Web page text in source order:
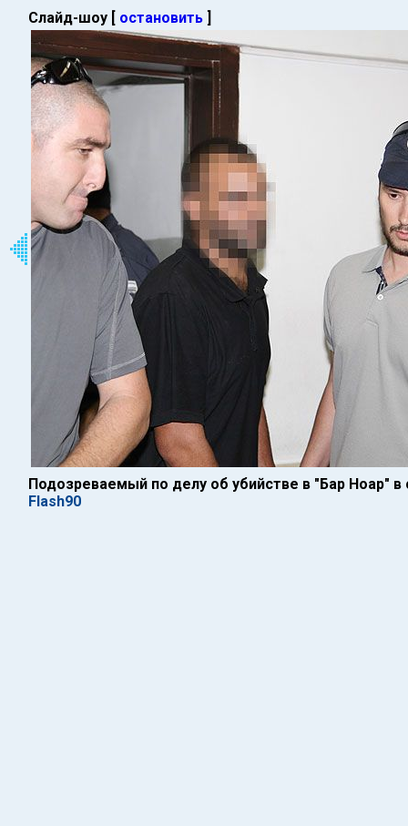
Слайд-шоу [ остановить ]
Подозреваемый по делу об убийстве в "Бар Ноар" в
Flash90